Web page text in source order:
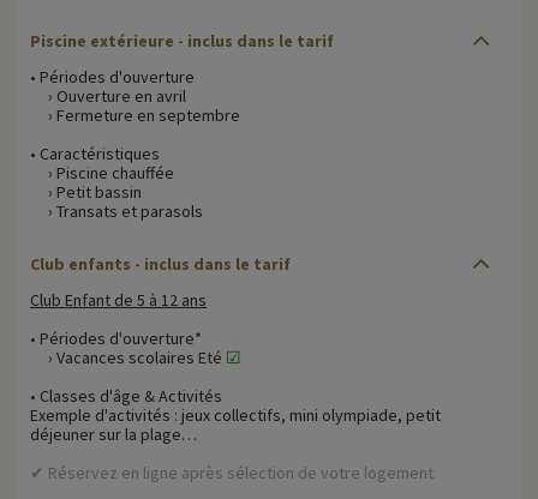
Piscine extérieure - inclus dans le tarif
• Périodes d'ouverture
› Ouverture en avril
› Fermeture en septembre
• Caractéristiques
› Piscine chauffée
› Petit bassin
› Transats et parasols
Club enfants - inclus dans le tarif
Club Enfant de 5 à 12 ans
• Périodes d'ouverture*
› Vacances scolaires Eté ☑
• Classes d'âge & Activités
Exemple d'activités : jeux collectifs, mini olympiade, petit
déjeuner sur la plage…
✔ Réservez en ligne après sélection de votre logement